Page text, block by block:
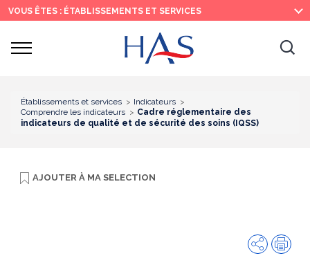
Recherche
Menu
principal
Contenu
principal
VOUS ÊTES : ÉTABLISSEMENTS ET SERVICES
Ouvrir
Établissements et services
Indicateurs
Comprendre les indicateurs
Cadre réglementaire des
indicateurs de qualité et de sécurité des soins (IQSS)
AJOUTER À MA SELECTION
Partager